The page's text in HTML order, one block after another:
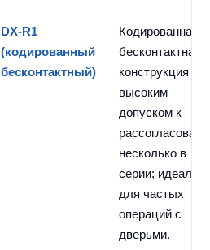
DX-R1
(кодированный
бесконтактный)
Кодированная
бесконтактная
конструкция с
высоким
допуском к
несколько в
серии;
для частых
операций с
дверьми.